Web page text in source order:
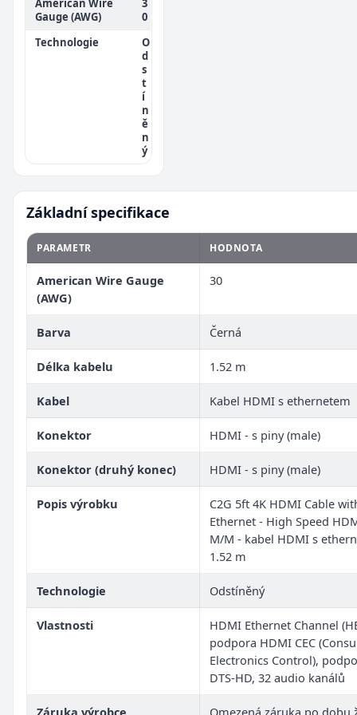
American Wire
Gauge (AWG)
3
0
Technologie
O
d
s
t
í
n
ě
n
ý
Základní specifikace
PARAMETR HODNOTA
American Wire Gauge
(AWG)
30
Barva Černá
Délka kabelu 1.52 m
Kabel Kabel HDMI s ethernetem
Konektor HDMI - s piny (male)
Konektor (druhý konec) HDMI - s piny (male)
Popis výrobku
C2G 5ft 4K HDMI Cable
Ethernet - High Speed
M/M - kabel HDMI s
1.52 m
Technologie Odstíněný
Vlastnosti
HDMI Ethernet Channel
podpora HDMI CEC
Electronics Control),
DTS-HD, 32 audio kanálů
Záruka výrobce Omezená záruka po dobu